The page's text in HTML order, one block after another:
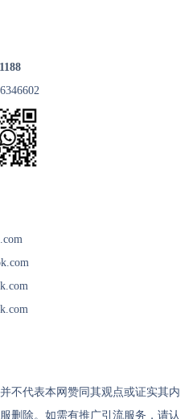
不代表本网赞同其观点或证实其内
删除。如需有推广引流服务，请认